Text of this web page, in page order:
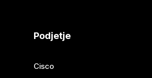
Podjetje
Cisco